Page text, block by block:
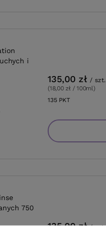
i
135,00 zł / szt.
(18,00 zł / 100ml)
135PKTpunktów
750
135,00 zł / szt.